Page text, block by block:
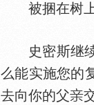
被捆在树上
史密斯继续
么能实施您的
去向你的父